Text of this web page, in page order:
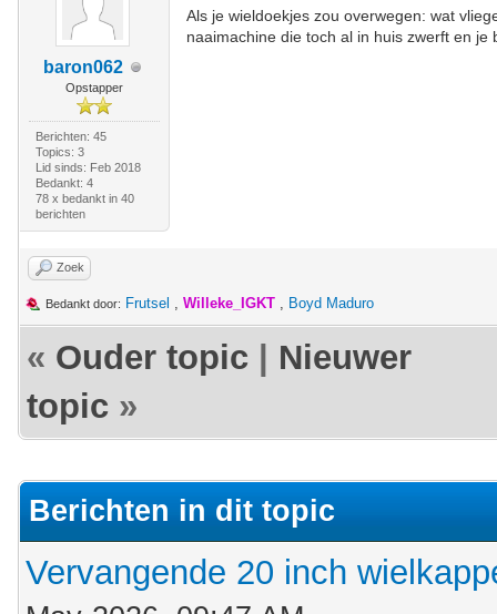
baron062
Opstapper
Berichten: 45
Topics: 3
Lid sinds: Feb 2018
Bedankt: 4
78 x bedankt in 40
berichten
Als je wieldoekjes zou overwegen: wat
naaimachine die toch al in huis zwerft en je
Zoek
Bedankt door: Frutsel , Willeke_IGKT , Boyd Maduro
« Ouder topic
Nieuwer
topic »
Berichten in dit topic
Vervangende 20 inch